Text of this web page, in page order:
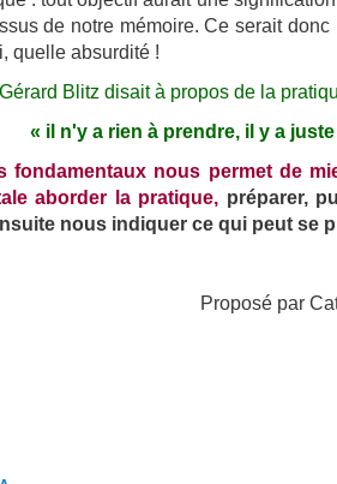
de notre mémoire. Ce serait
quelle absurdité !
Gérard Blitz disait à propos de la
« il n'y a rien à prendre, il y a juste
fondamentaux nous permet de
aborder la pratique, préparer,
nous indiquer ce qui peut se
Proposé par